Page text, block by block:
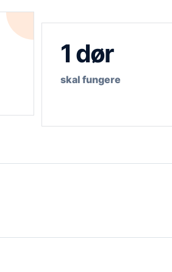
1 dør
skal fungere